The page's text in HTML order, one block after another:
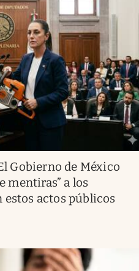
Gobierno de México
mentiras” a los
actos públicos